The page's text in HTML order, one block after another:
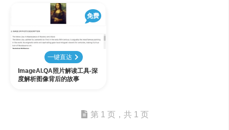
免费
一键直达
ImageAI.QA照片解读工具-深
度解析图像背后的故事
第 1 页，共 1 页